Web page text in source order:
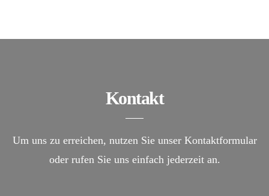
Kontakt
Um uns zu erreichen, nutzen Sie unser Kontaktformular
oder rufen Sie uns einfach jederzeit an.